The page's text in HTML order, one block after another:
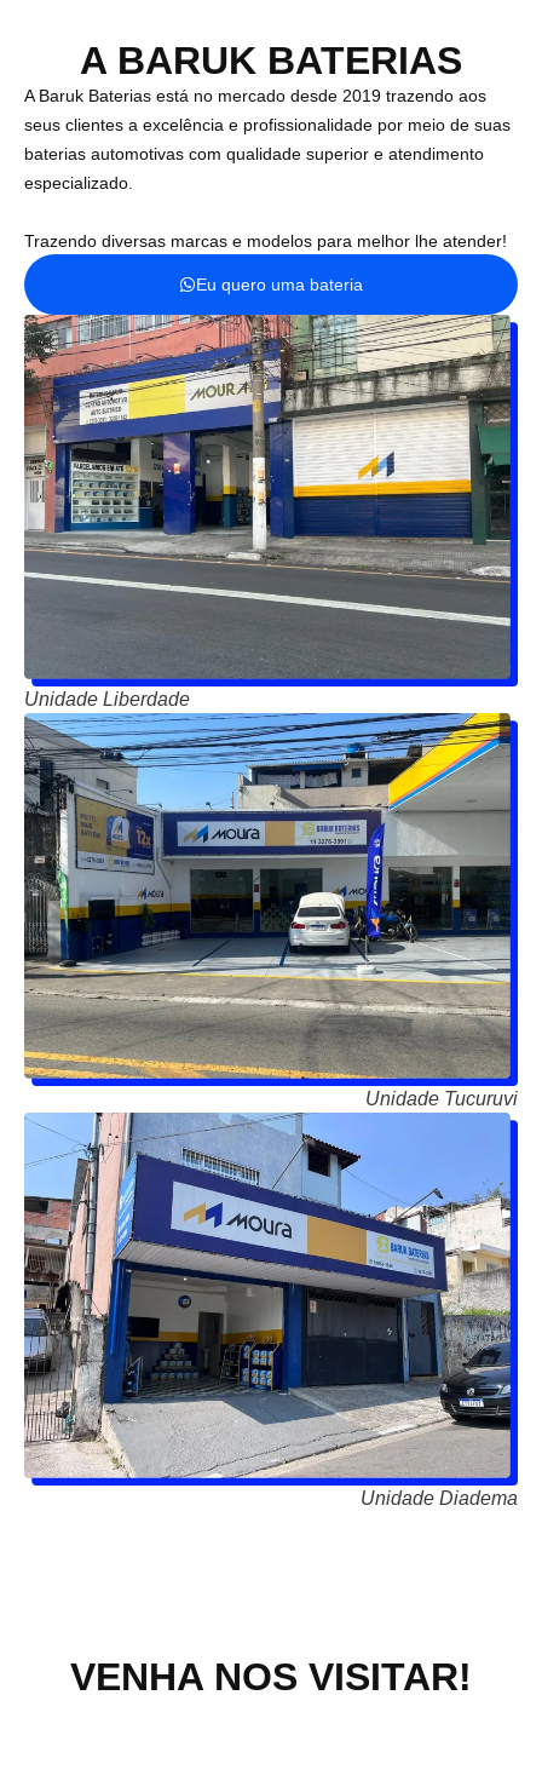
Unidade Liberdade
Unidade Tucuruvi
Unidade Diadema
A BARUK BATERIAS
A Baruk Baterias está no mercado desde 2019 trazendo aos
seus clientes a excelência e profissionalidade por meio de suas
baterias automotivas com qualidade superior e atendimento
especializado.
Trazendo diversas marcas e modelos para melhor lhe atender!
Eu quero uma bateria
VENHA NOS VISITAR!